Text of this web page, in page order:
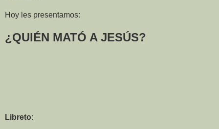
Hoy les presentamos:
¿QUIÉN MATÓ A JESÚS?
Libreto: